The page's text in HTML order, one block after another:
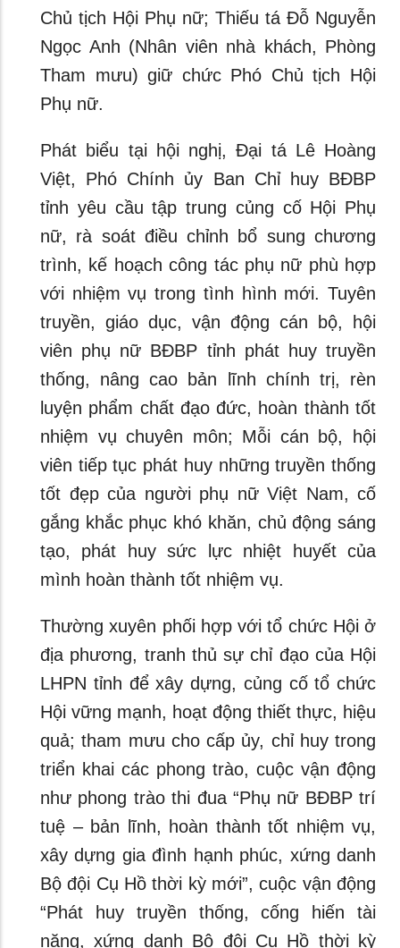
Chủ tịch Hội Phụ nữ; Thiếu tá Đỗ Nguyễn
Ngọc Anh (Nhân viên nhà khách, Phòng
Tham mưu) giữ chức Phó Chủ tịch Hội
Phụ nữ.
Phát biểu tại hội nghị, Đại tá Lê Hoàng
Việt, Phó Chính ủy Ban Chỉ huy BĐBP
tỉnh yêu cầu tập trung củng cố Hội Phụ
nữ, rà soát điều chỉnh bổ sung chương
trình, kế hoạch công tác phụ nữ phù hợp
với nhiệm vụ trong tình hình mới. Tuyên
truyền, giáo dục, vận động cán bộ, hội
viên phụ nữ BĐBP tỉnh phát huy truyền
thống, nâng cao bản lĩnh chính trị, rèn
luyện phẩm chất đạo đức, hoàn thành tốt
nhiệm vụ chuyên môn; Mỗi cán bộ, hội
viên tiếp tục phát huy những truyền thống
tốt đẹp của người phụ nữ Việt Nam, cố
gắng khắc phục khó khăn, chủ động sáng
tạo, phát huy sức lực nhiệt huyết của
mình hoàn thành tốt nhiệm vụ.
Thường xuyên phối hợp với tổ chức Hội ở
địa phương, tranh thủ sự chỉ đạo của Hội
LHPN tỉnh để xây dựng, củng cố tổ chức
Hội vững mạnh, hoạt động thiết thực, hiệu
quả; tham mưu cho cấp ủy, chỉ huy trong
triển khai các phong trào, cuộc vận động
như phong trào thi đua “Phụ nữ BĐBP trí
tuệ – bản lĩnh, hoàn thành tốt nhiệm vụ,
xây dựng gia đình hạnh phúc, xứng danh
Bộ đội Cụ Hồ thời kỳ mới”, cuộc vận động
“Phát huy truyền thống, cống hiến tài
năng, xứng danh Bộ đội Cụ Hồ thời kỳ